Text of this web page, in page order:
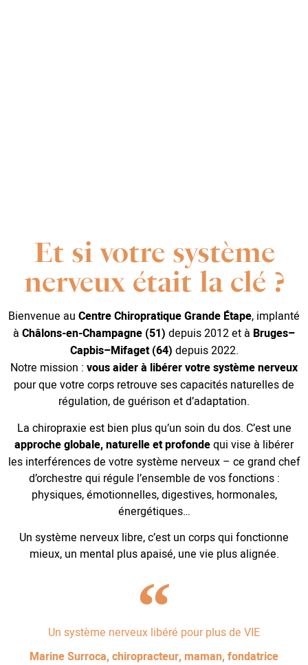
Et si votre système
nerveux était la clé ?
Bienvenue au Centre Chiropratique Grande Étape, implanté
à Châlons-en-Champagne (51) depuis 2012 et à Bruges–
Capbis–Mifaget (64) depuis 2022.
Notre mission : vous aider à libérer votre système nerveux
pour que votre corps retrouve ses capacités naturelles de
régulation, de guérison et d’adaptation.
La chiropraxie est bien plus qu’un soin du dos. C’est une
approche globale, naturelle et profondequi vise à libérer
les interférences de votre système nerveux – ce grand chef
d’orchestre qui régule l’ensemble de vos fonctions :
physiques, émotionnelles, digestives, hormonales,
énergétiques…
Un système nerveux libre, c’est un corps qui fonctionne
mieux, un mental plus apaisé, une vie plus alignée.
Un système nerveux libéré pour plus de VIE
Marine Surroca, chiropracteur, maman, fondatrice